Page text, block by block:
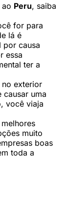
Peru, saiba
for para
lá é
por causa
essa
ter a
no exterior
causar uma
você viaja
muito
boas
toda a